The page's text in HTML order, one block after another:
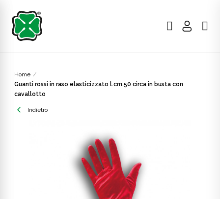
Home
Guanti rossi in raso elasticizzato l.cm.50 circa in busta con
cavallotto
Indietro